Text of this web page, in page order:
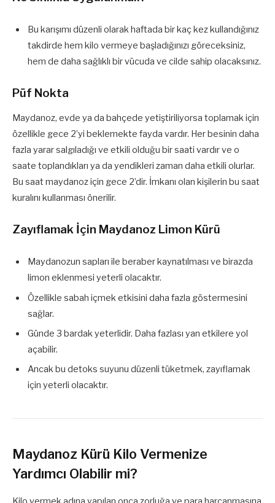
Bu karışımı düzenli olarak haftada bir kaç kez kullandığınız
takdirde hem kilo vermeye başladığınızı göreceksiniz,
hem de daha sağlıklı bir vücuda ve cilde sahip olacaksınız.
Püf Nokta
Maydanoz, evde ya da bahçede yetiştiriliyorsa toplamak için
özellikle gece 2’yi beklemekte fayda vardır. Her besinin daha
fazla yarar salgıladığı ve etkili olduğu bir saati vardır ve o
saate toplandıkları ya da yendikleri zaman daha etkili olurlar.
Bu saat maydanoz için gece 2’dir. İmkanı olan kişilerin bu saat
kuralını kullanması önerilir.
Zayıflamak İçin Maydanoz Limon Kürü
Maydanozun sapları ile beraber kaynatılması ve birazda
limon eklenmesi yeterli olacaktır.
Özellikle sabah içmek etkisini daha fazla göstermesini
sağlar.
Günde 3 bardak yeterlidir. Daha fazlası yan etkilere yol
açabilir.
Ancak bu detoks suyunu düzenli tüketmek, zayıflamak
için yeterli olacaktır.
Maydanoz Kürü Kilo Vermenize
Yardımcı Olabilir mi?